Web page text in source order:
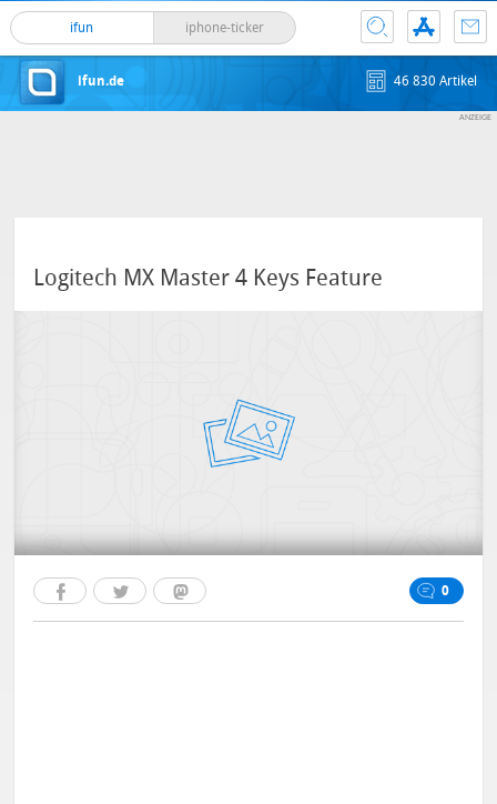
ifun iphone-ticker
ifun.de 46 830 Artikel
Logitech MX Master 4 Keys Feature
0